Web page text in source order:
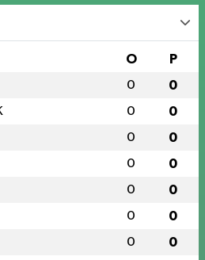
O P
0 0
0 0
0 0
0 0
0 0
0 0
0 0